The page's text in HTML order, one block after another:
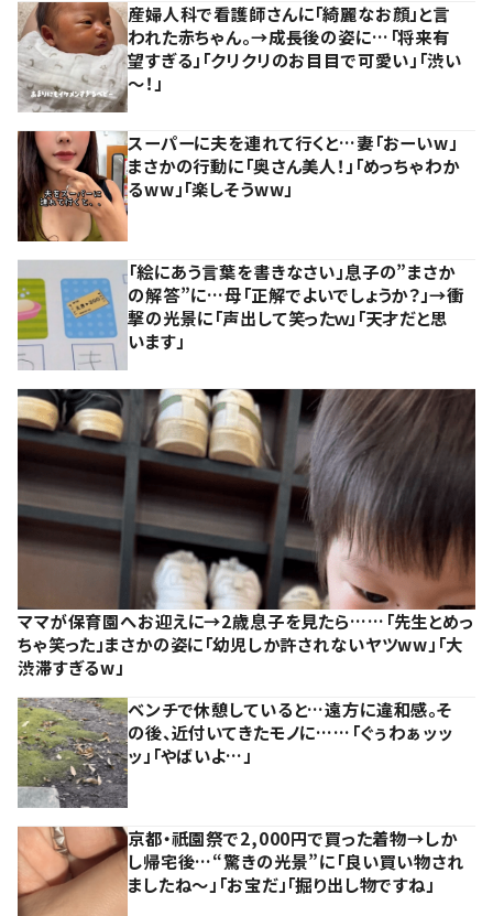
産婦人科で看護師さんに「綺麗なお顔」と言
われた赤ちゃん。→成長後の姿に…「将来有
望すぎる」「クリクリのお目目で可愛い」「渋い
～！」
スーパーに夫を連れて行くと…妻「おーいw」
まさかの行動に「奥さん美人！」「めっちゃわか
るww」「楽しそうww」
「絵にあう言葉を書きなさい」息子の”まさか
の解答”に…母「正解でよいでしょうか？」→衝
撃の光景に「声出して笑ったｗ」「天才だと思
います」
ママが保育園へお迎えに→2歳息子を見たら……「先生とめっ
ちゃ笑った」まさかの姿に「幼児しか許されないヤツww」「大
渋滞すぎるw」
ベンチで休憩していると…遠方に違和感。そ
の後、近付いてきたモノに……「ぐぅわぁッッ
ッ」「やばいよ…」
京都・祇園祭で2,000円で買った着物→しか
し帰宅後…“驚きの光景”に「良い買い物され
ましたね～」「お宝だ」「掘り出し物ですね」